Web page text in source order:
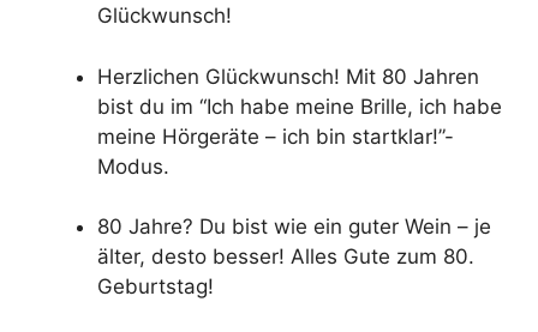
Glückwunsch!
Herzlichen Glückwunsch! Mit 80 Jahren
bist du im “Ich habe meine Brille, ich habe
meine Hörgeräte – ich bin startklar!”-
Modus.
80 Jahre? Du bist wie ein guter Wein – je
älter, desto besser! Alles Gute zum 80.
Geburtstag!